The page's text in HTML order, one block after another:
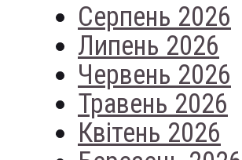
Серпень 2026
Липень 2026
Червень 2026
Травень 2026
Квітень 2026